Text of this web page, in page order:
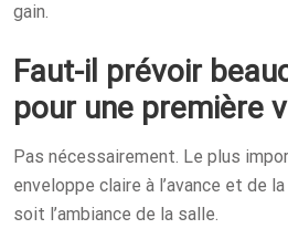
gain.
Faut-il prévoir
pour une première
Pas nécessairement. Le plus
enveloppe claire à l’avance et de
soit l’ambiance de la salle.